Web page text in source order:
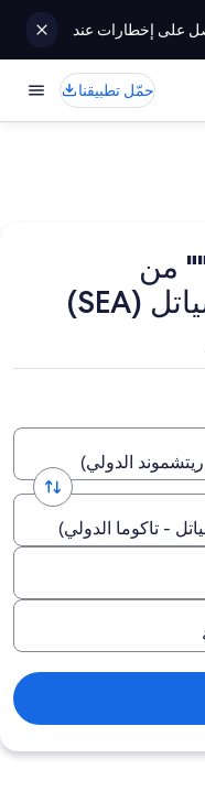
على إخطارات عند
حمّل تطبيقنا
من